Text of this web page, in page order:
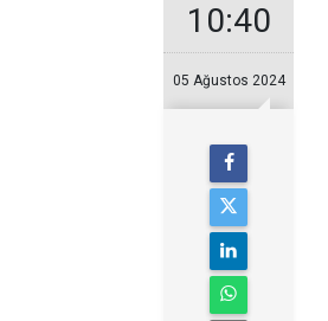
10:40
05 Ağustos 2024